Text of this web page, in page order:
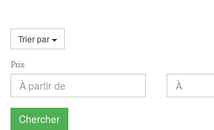
Trier par
Prix:
Chercher